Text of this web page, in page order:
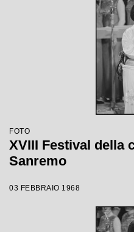
FOTO
XVIII Festival della
Sanremo
03 FEBBRAIO 1968